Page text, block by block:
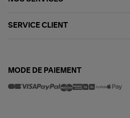
SERVICE CLIENT
MODE DE PAIEMENT